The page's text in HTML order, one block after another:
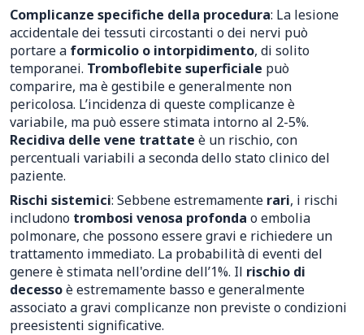
Complicanze specifiche della procedura: La lesione
accidentale dei tessuti circostanti o dei nervi può
portare a formicolio o intorpidimento, di solito
temporanei. Tromboflebite superficiale può
comparire, ma è gestibile e generalmente non
pericolosa. L’incidenza di queste complicanze è
variabile, ma può essere stimata intorno al 2-5%.
Recidiva delle vene trattate è un rischio, con
percentuali variabili a seconda dello stato clinico del
paziente.
Rischi sistemici: Sebbene estremamente rari, i rischi
includono trombosi venosa profonda o embolia
polmonare, che possono essere gravi e richiedere un
trattamento immediato. La probabilità di eventi del
genere è stimata nell'ordine dell’1%. Il rischio di
decessoè estremamente basso e generalmente
associato a gravi complicanze non previste o condizioni
preesistenti significative.